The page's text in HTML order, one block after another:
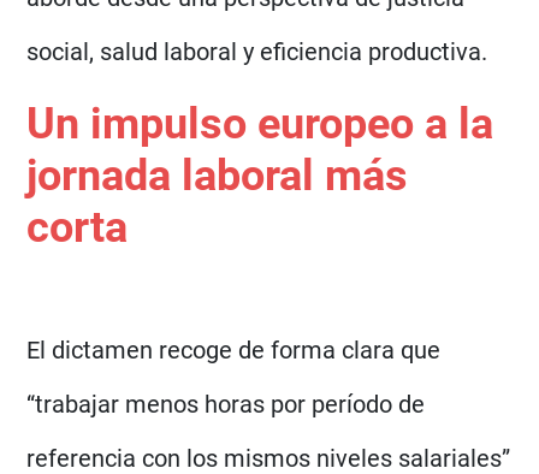
social, salud laboral y eficiencia productiva.
Un impulso europeo a la
jornada laboral más
corta
El dictamen recoge de forma clara que
“trabajar menos horas por período de
referencia con los mismos niveles salariales”